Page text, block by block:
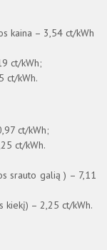
organizacijos
kaina – 3,54 ct/kWh
ct/kWh;
ct/kWh.
ct/kWh;
ct/kWh.
srauto galią ) – 7,11
kiekį) – 2,25 ct/kWh.